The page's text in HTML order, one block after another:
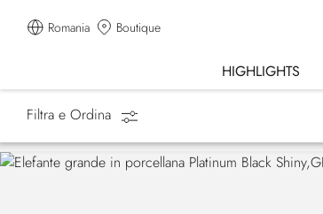
Romania Boutique
HIGHLIGHTS
Homepage Lifestyle
Filtra e Ordina